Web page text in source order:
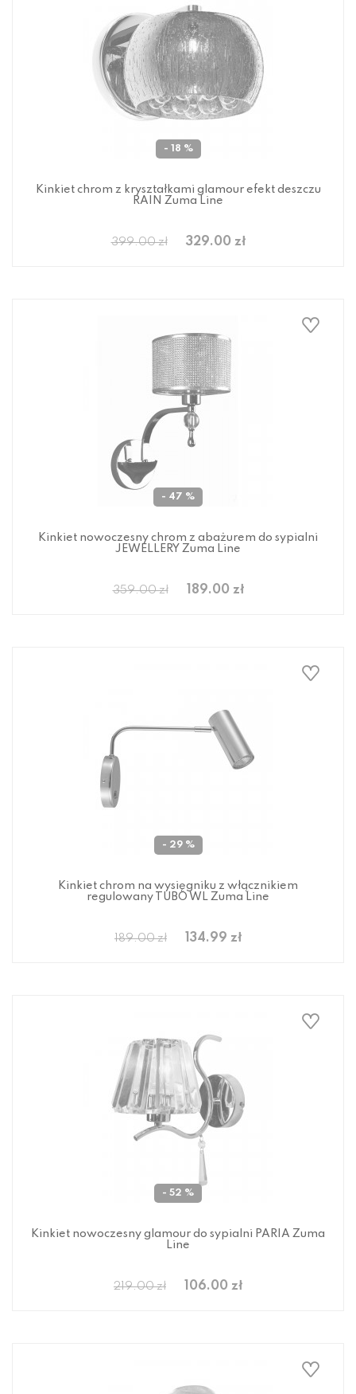
- 18 %
Kinkiet chrom z kryształkami glamour efekt deszczu
RAIN Zuma Line
399.00 zł 329.00 zł
- 47 %
Kinkiet nowoczesny chrom z abażurem do sypialni
JEWELLERY Zuma Line
359.00 zł 189.00 zł
- 29 %
Kinkiet chrom na wysięgniku z włącznikiem
regulowany TUBO WL Zuma Line
189.00 zł 134.99 zł
- 52 %
Kinkiet nowoczesny glamour do sypialni PARIA Zuma
Line
219.00 zł 106.00 zł